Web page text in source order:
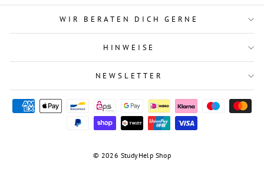
WIR BERATEN DICH GERNE
HINWEISE
NEWSLETTER
© 2026 StudyHelp Shop